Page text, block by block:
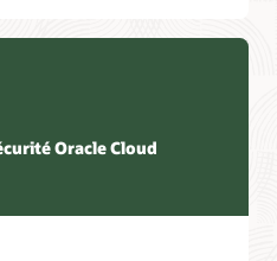
Oracle Cloud